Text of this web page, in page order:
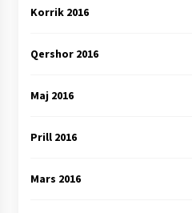
Korrik 2016
Qershor 2016
Maj 2016
Prill 2016
Mars 2016